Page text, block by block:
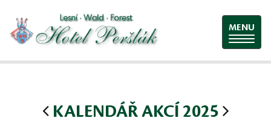
MENU
KALENDÁŘ AKCÍ 2025